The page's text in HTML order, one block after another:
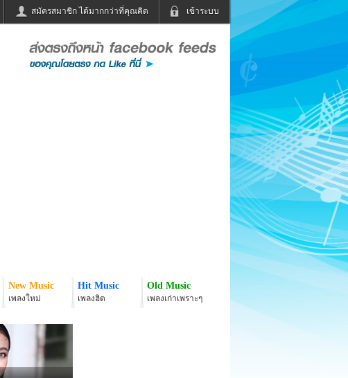
เข้าระบบ
สมัครสมาชิก ได้มากกว่าที่คุณคิด
ฟังวิทยุออนไลน์
Email
New Music
เพลงใหม่
Hit Music
เพลงฮิต
Old Music
เพลงเก่าเพราะๆ